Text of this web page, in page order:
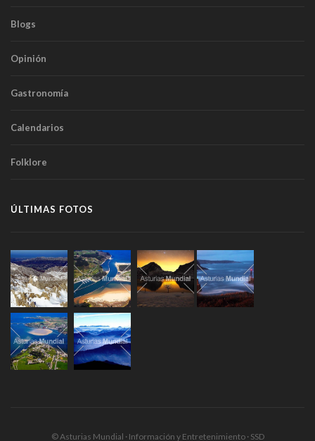
Blogs
Opinión
Gastronomía
Calendarios
Folklore
ÚLTIMAS FOTOS
© Asturias Mundial · Información y Entretenimiento · SSD